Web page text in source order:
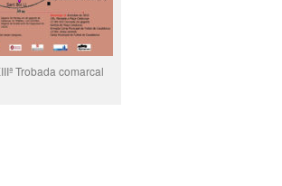
Trobada comarcal